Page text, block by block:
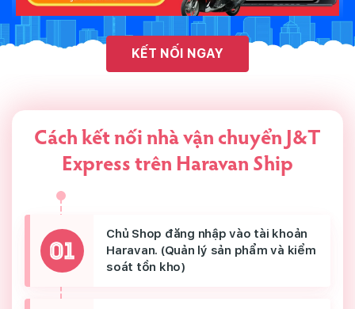
KẾT NỐI NGAY
Cách kết nối nhà vận chuyển J&T
Express trên Haravan Ship
Chủ Shop đăng nhập vào tài khoản
Haravan. (Quản lý sản phẩm và kiểm
soát tồn kho)